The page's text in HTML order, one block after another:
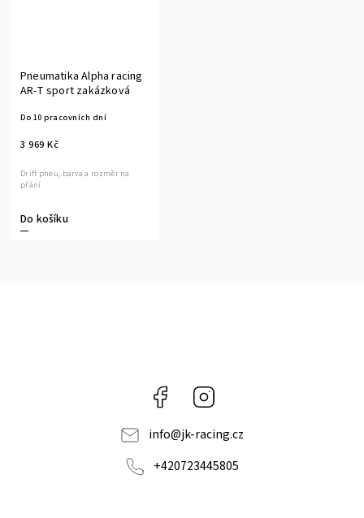
Pneumatika Alpha racing
AR-T sport zakázková
Do 10 pracovních dní
3 969 Kč
Do košíku
Drift pneu, barva a rozměr na
přání
Facebook
info@jk-racing.cz
+420723445805